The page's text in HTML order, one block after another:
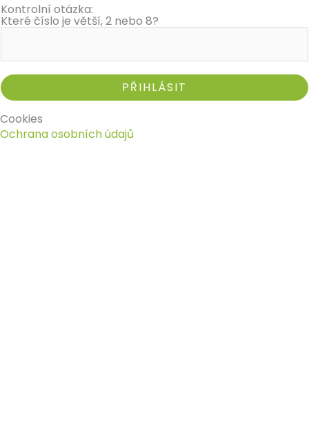
Kontrolní otázka:
Které číslo je větší, 2 nebo 8?
Cookies
Ochrana osobních údajů